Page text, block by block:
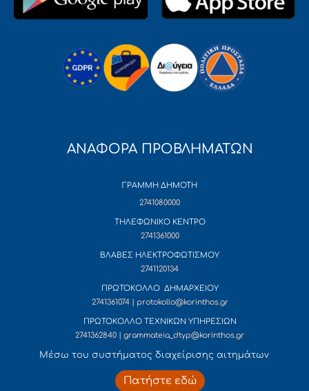
ΑΝΑΦΟΡΑ ΠΡΟΒΛΗΜΑΤΩΝ
ΓΡΑΜΜΗ ΔΗΜΟΤΗ
2741080000
ΤΗΛΕΦΩΝΙΚΟ ΚΕΝΤΡΟ
2741361000
ΒΛΑΒΕΣ ΗΛΕΚΤΡΟΦΩΤΙΣΜΟΥ
2741120134
ΠΡΩΤΟΚΟΛΛΟ ΔΗΜΑΡΧΕΙΟΥ
2741361074 | protokollo@korinthos.gr
ΠΡΩΤΟΚΟΛΛΟ ΤΕΧΝΙΚΩΝ ΥΠΗΡΕΣΙΩΝ
2741362840 | grammateia_dtyp@korinthos.gr
Mέσω του συστήματος διαχείρισης αιτημάτων
Πατήστε εδώ